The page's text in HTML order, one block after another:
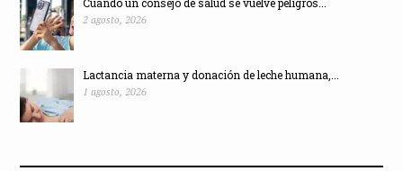
Cuando un consejo de salud se vuelve peligros...
2 agosto, 2026
Lactancia materna y donación de leche humana,...
1 agosto, 2026